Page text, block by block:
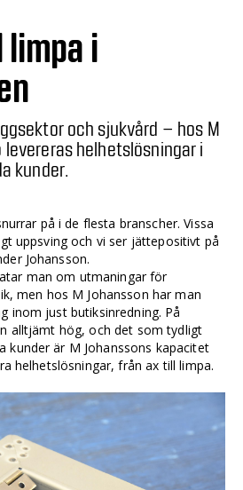
limpa i
och sjukvård – hos M
levereras helhetslösningar i
kunder.
på i de flesta branscher. Vissa
uppsving och vi ser jättepositivt på
Johansson.
man om utmaningar för
men hos M Johansson har man
inom just butiksinredning. På
alltjämt hög, och det som tydligt
kunder är M Johanssons kapacitet
helhetslösningar, från ax till limpa.